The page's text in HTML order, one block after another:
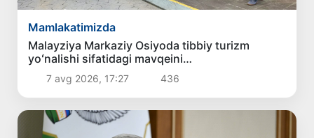
Mamlakatimizda
Malayziya Markaziy Osiyoda tibbiy turizm
yoʻnalishi sifatidagi mavqeini
mustahkamlamoqda
7 avg 2026, 17:27 436